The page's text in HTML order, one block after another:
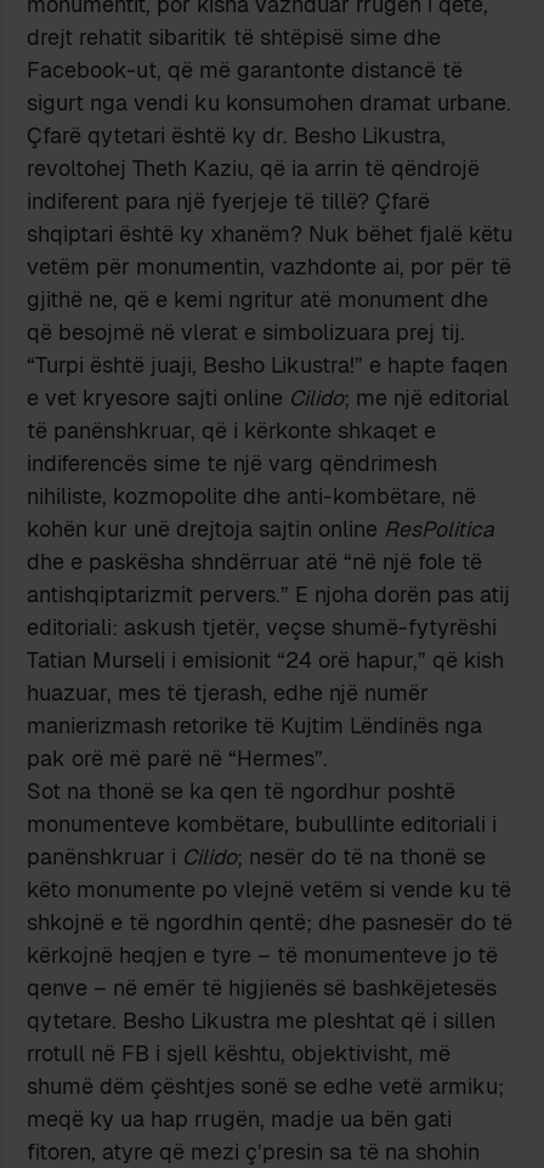
drejt rehatit sibaritik të shtëpisë sime dhe
Facebook-ut, që më garantonte distancë të
sigurt nga vendi ku konsumohen dramat urbane.
Çfarë qytetari është ky dr. Besho Likustra,
revoltohej Theth Kaziu, që ia arrin të qëndrojë
indiferent para një fyerjeje të tillë? Çfarë
shqiptari është ky xhanëm? Nuk bëhet fjalë këtu
vetëm për monumentin, vazhdonte ai, por për të
gjithë ne, që e kemi ngritur atë monument dhe
që besojmë në vlerat e simbolizuara prej tij.
“Turpi është juaji, Besho Likustra!” e hapte faqen
e vet kryesore sajti online Cilido; me një editorial
të panënshkruar, që i kërkonte shkaqet e
indiferencës sime te një varg qëndrimesh
nihiliste, kozmopolite dhe anti-kombëtare, në
kohën kur unë drejtoja sajtin online ResPolitica
dhe e paskësha shndërruar atë “në një fole të
antishqiptarizmit pervers.” E njoha dorën pas atij
editoriali: askush tjetër, veçse shumë-fytyrëshi
Tatian Murseli i emisionit “24 orë hapur,” që kish
huazuar, mes të tjerash, edhe një numër
manierizmash retorike të Kujtim Lëndinës nga
pak orë më parë në “Hermes”.
Sot na thonë se ka qen të ngordhur poshtë
monumenteve kombëtare, bubullinte editoriali i
panënshkruar i Cilido; nesër do të na thonë se
këto monumente po vlejnë vetëm si vende ku të
shkojnë e të ngordhin qentë; dhe pasnesër do të
kërkojnë heqjen e tyre – të monumenteve jo të
qenve – në emër të higjienës së bashkëjetesës
qytetare. Besho Likustra me pleshtat që i sillen
rrotull në FB i sjell kështu, objektivisht, më
shumë dëm çështjes sonë se edhe vetë armiku;
meqë ky ua hap rrugën, madje ua bën gati
fitoren, atyre që mezi ç’presin sa të na shohin